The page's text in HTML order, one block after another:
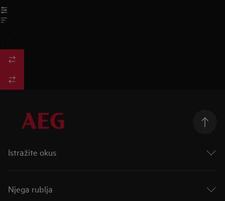
Istražite okus
Taste of Tommorow
Mastery Range
Njega rublja